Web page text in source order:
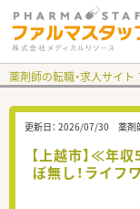
薬剤師の転職・求人サイ
更新日： 2026/07/30 薬剤
【上越市】≪年
ぼ無し！ライ